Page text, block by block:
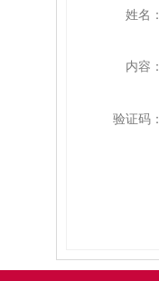
姓名：
内容：
验证码：